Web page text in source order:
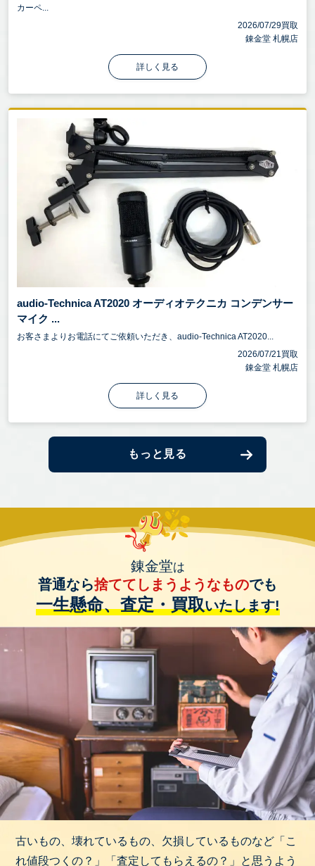
カーペ...
2026/07/29買取
錬金堂 札幌店
詳しく見る
audio-Technica AT2020 オーディオテクニカ コンデンサー
マイク ...
お客さまよりお電話にてご依頼いただき、audio-Technica AT2020...
2026/07/21買取
錬金堂 札幌店
詳しく見る
もっと見る
錬金堂は
普通なら捨ててしまうようなものでも
一生懸命、査定・買取いたします!
古いもの、壊れているもの、欠損しているものなど「こ
れ値段つくの？」「査定してもらえるの？」と思うよう